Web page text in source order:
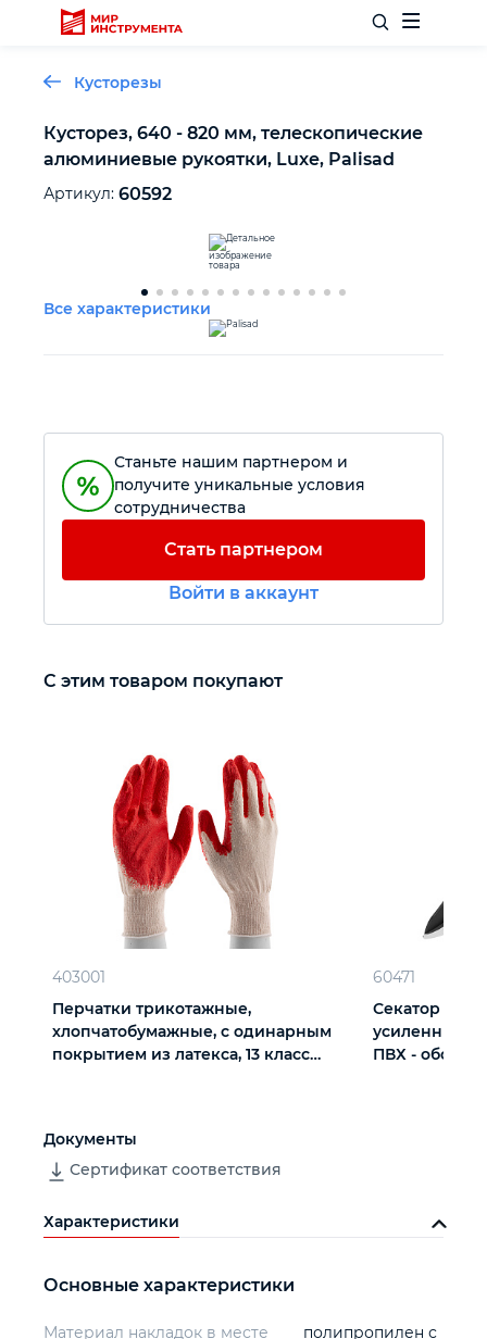
Отделочный инструмент
Столярный инструмент
Силовое оборудование
Крепежный инструмент
Кусторезы
Кусторез, 640 - 820 мм, телескопические
алюминиевые рукоятки, Luxe, Palisad
Артикул: 60592
Все характеристики
Станьте нашим партнером и
получите уникальные условия
сотрудничества
Стать партнером
Войти в аккаунт
С этим товаром покупают
403001
Перчатки трикотажные,
хлопчатобумажные, с одинарным
покрытием из латекса, 13 класс
60471
Секатор
усиленный,
ПВХ -
Документы
Сертификат соответствия
Характеристики
Основные характеристики
Материал накладок в месте
полипропилен с